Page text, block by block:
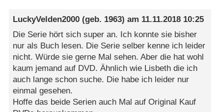
LuckyVelden2000 (geb. 1963) am 11.11.2018 10:25
Die Serie hört sich super an. Ich konnte sie bisher
nur als Buch lesen. Die Serie selber kenne ich leider
nicht. Würde sie gerne Mal sehen. Aber die hat wohl
kaum jemand auf DVD. Ähnlich wie Lisbeth die ich
auch lange schon suche. Die habe ich leider nur
einmal gesehen.
Hoffe das beide Serien auch Mal auf Original Kauf